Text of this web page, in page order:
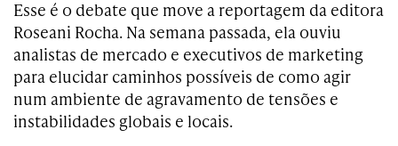
Esse é o debate que move a reportagem da editora
Roseani Rocha. Na semana passada, ela ouviu
analistas de mercado e executivos de marketing
para elucidar caminhos possíveis de como agir
num ambiente de agravamento de tensões e
instabilidades globais e locais.